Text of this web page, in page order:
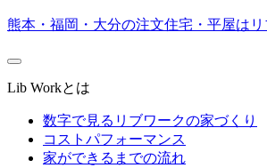
熊本・福岡・大分の注文住宅・平屋はリ
Lib Workとは
数字で見るリブワークの家づくり
コストパフォーマンス
家ができるまでの流れ